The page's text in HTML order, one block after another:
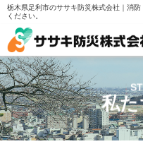
栃木県足利市のササキ防災株式会社｜消
ください。
私